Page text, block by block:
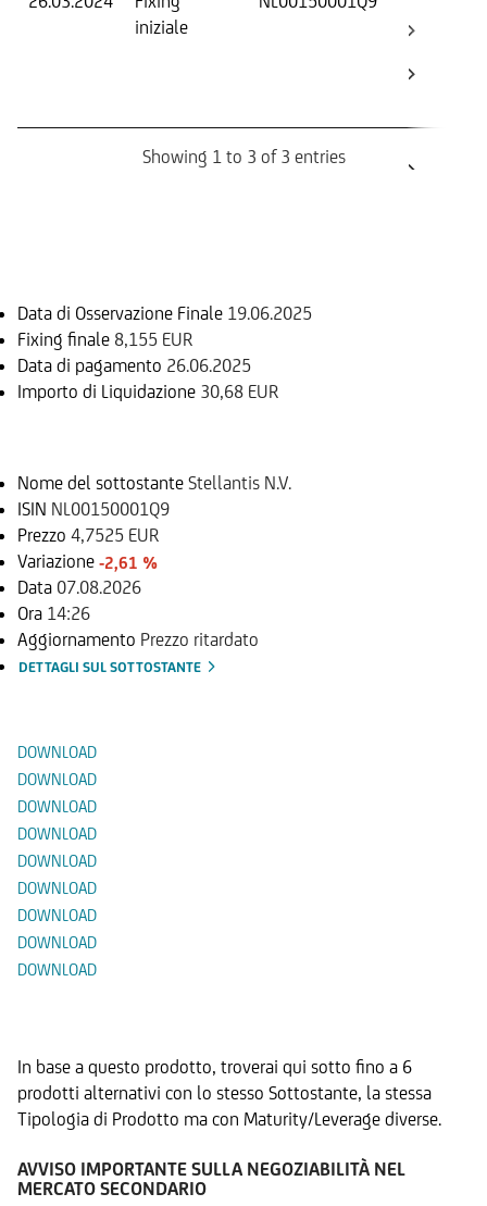
iniziale
Showing 1 to 3 of 3 entries
Data di Osservazione Finale 19.06.2025
Fixing finale 8,155 EUR
Data di pagamento 26.06.2025
Importo di Liquidazione 30,68 EUR
Nome del sottostante Stellantis N.V.
ISIN NL00150001Q9
Prezzo 4,7525 EUR
Variazione -2,61 %
Data 07.08.2026
Ora 14:26
Aggiornamento Prezzo ritardato
DETTAGLI SUL SOTTOSTANTE
DOWNLOAD
DOWNLOAD
DOWNLOAD
DOWNLOAD
DOWNLOAD
DOWNLOAD
DOWNLOAD
DOWNLOAD
DOWNLOAD
In base a questo prodotto, troverai qui sotto fino a 6
prodotti alternativi con lo stesso Sottostante, la stessa
Tipologia di Prodotto ma con Maturity/Leverage diverse.
AVVISO IMPORTANTE SULLA NEGOZIABILITÀ NEL
MERCATO SECONDARIO